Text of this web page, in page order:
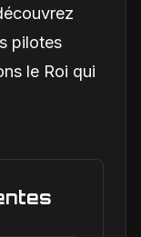
pilotes
le Roi qui